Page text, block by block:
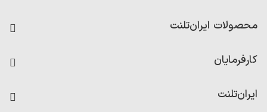
رزومه ساز
امتیاز شرکت‌ها
محصولات ایران‌تلنت
کاردیکس
کارفرمایان
ایران‌تلنت